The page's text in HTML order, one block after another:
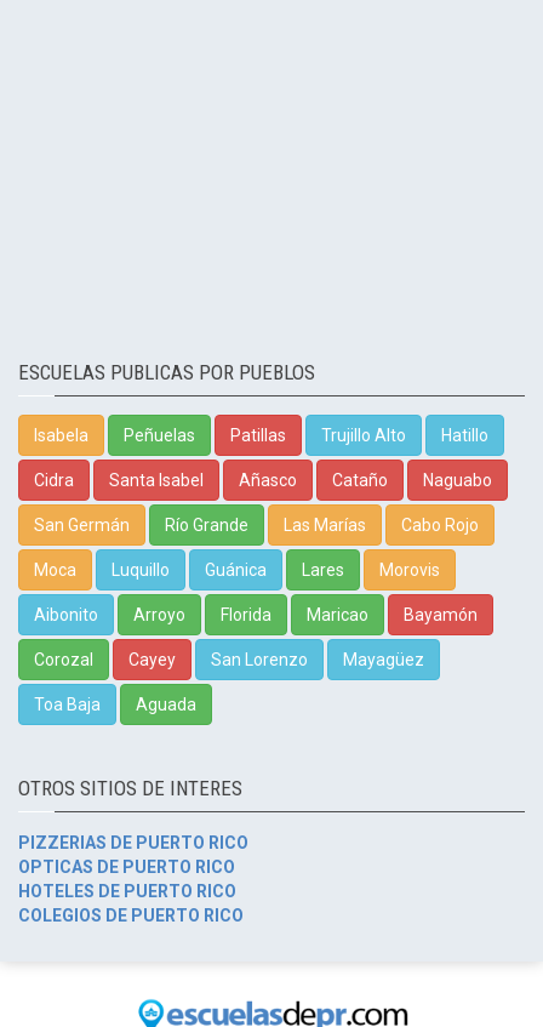
ESCUELAS PUBLICAS POR PUEBLOS
Isabela Peñuelas Patillas Trujillo Alto Hatillo
Cidra Santa Isabel Añasco Cataño Naguabo
San Germán Río Grande Las Marías Cabo Rojo
Moca Luquillo Guánica Lares Morovis
Aibonito Arroyo Florida Maricao Bayamón
Corozal Cayey San Lorenzo Mayagüez
Toa Baja Aguada
OTROS SITIOS DE INTERES
PIZZERIAS DE PUERTO RICO
OPTICAS DE PUERTO RICO
HOTELES DE PUERTO RICO
COLEGIOS DE PUERTO RICO